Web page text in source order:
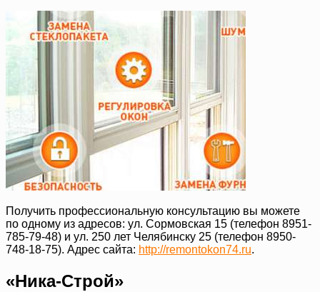
Получить профессиональную консультацию вы можете
по одному из адресов: ул. Сормовская 15 (телефон 8951-
785-79-48) и ул. 250 лет Челябинску 25 (телефон 8950-
748-18-75). Адрес сайта: http://remontokon74.ru.
«Ника-Строй»